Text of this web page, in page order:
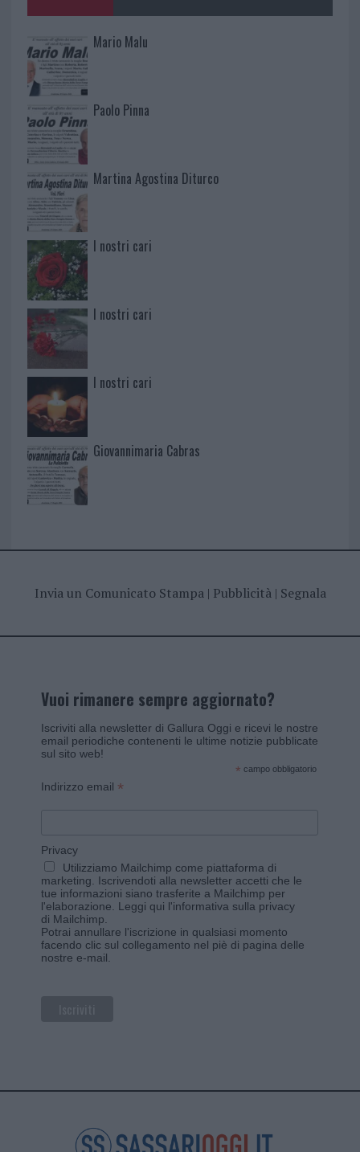
Mario Malu
Paolo Pinna
Martina Agostina Diturco
I nostri cari
I nostri cari
I nostri cari
Giovannimaria Cabras
Invia un Comunicato Stampa| Pubblicità| Segnala
Vuoi rimanere sempre aggiornato?
Iscriviti alla newsletter di Gallura Oggi e ricevi le nostre
email periodiche contenenti le ultime notizie pubblicate
sul sito web!
* campo obbligatorio
Indirizzo email *
Privacy
Utilizziamo Mailchimp come piattaforma di
marketing. Iscrivendoti alla newsletter accetti che le
tue informazioni siano trasferite a Mailchimp per
l'elaborazione. Leggi qui l'informativa sulla privacy
di Mailchimp.
Potrai annullare l'iscrizione in qualsiasi momento
facendo clic sul collegamento nel piè di pagina delle
nostre e-mail.